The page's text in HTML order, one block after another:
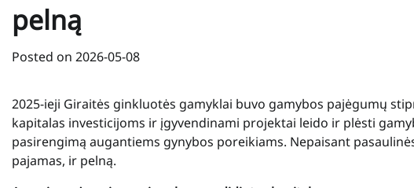
pelną
Posted on 2026-05-08
2025-ieji Giraitės ginkluotės gamyklai buvo gamybos pajėgumų
kapitalas investicijoms ir įgyvendinami projektai leido ir plėsti
pasirengimą augantiems gynybos poreikiams. Nepaisant
pajamas, ir pelną.